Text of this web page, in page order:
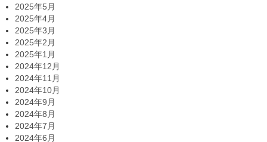
2025年5月
2025年4月
2025年3月
2025年2月
2025年1月
2024年12月
2024年11月
2024年10月
2024年9月
2024年8月
2024年7月
2024年6月